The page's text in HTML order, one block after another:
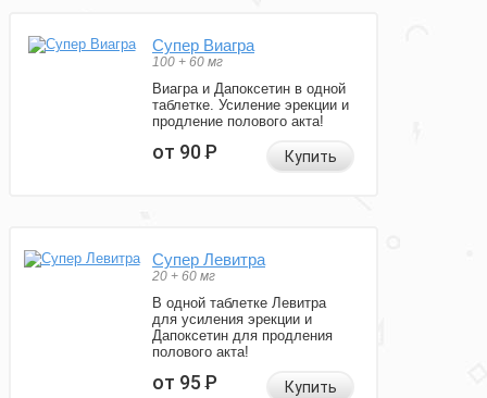
Супер Виагра
100 + 60 мг
Виагра и Дапоксетин в одной
таблетке. Усиление эрекции и
продление полового акта!
от 90Р Купить
Супер Левитра
20 + 60 мг
В одной таблетке Левитра
для усиления эрекции и
Дапоксетин для продления
полового акта!
от 95Р Купить